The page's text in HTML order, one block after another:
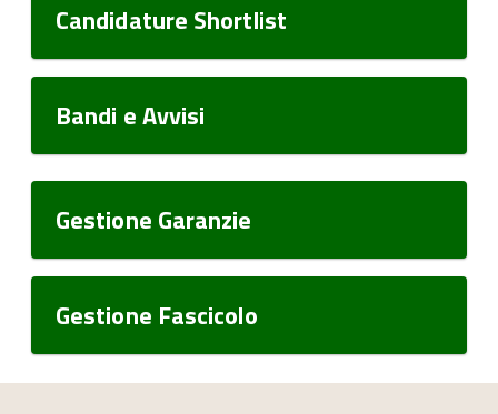
Candidature Shortlist
Bandi e Avvisi
Gestione Garanzie
Gestione Fascicolo